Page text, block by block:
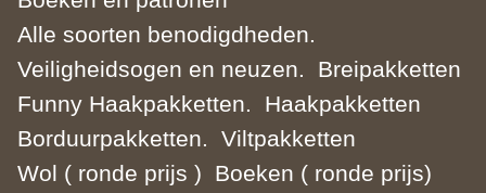
Alle soorten benodigdheden.
Veiligheidsogen en neuzen.
Breipakketten
Funny Haakpakketten.
Haakpakketten
Borduurpakketten.
Viltpakketten
Wol ( ronde prijs )
Boeken ( ronde prijs)